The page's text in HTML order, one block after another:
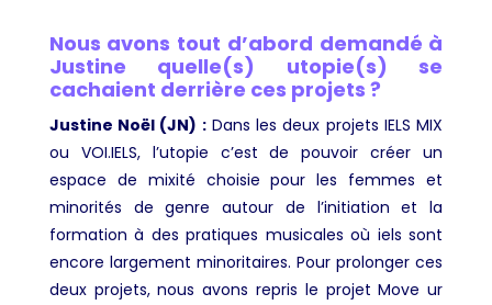
Nous avons tout d’abord demandé à
Justine quelle(s) utopie(s) se
cachaient derrière ces projets ?
Justine Noël (JN) :Dans les deux projets IELS MIX
ou VOI.IELS, l’utopie c’est de pouvoir créer un
espace de mixité choisie pour les femmes et
minorités de genre autour de l’initiation et la
formation à des pratiques musicales où iels sont
encore largement minoritaires. Pour prolonger ces
deux projets, nous avons repris le projet Move ur